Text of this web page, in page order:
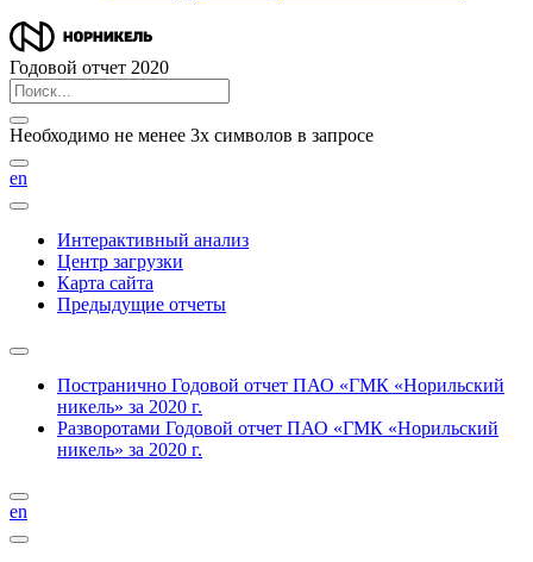
Годовой отчет 2020
Необходимо не менее 3х символов в запросе
en
Интерактивный анализ
Центр загрузки
Карта сайта
Предыдущие отчеты
Постранично Годовой отчет ПАО «ГМК «Норильский
никель» за 2020 г.
Разворотами Годовой отчет ПАО «ГМК «Норильский
никель» за 2020 г.
en